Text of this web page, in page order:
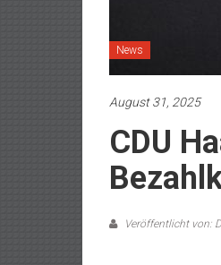
News
August 31, 2025
CDU
Veröffentlicht von: